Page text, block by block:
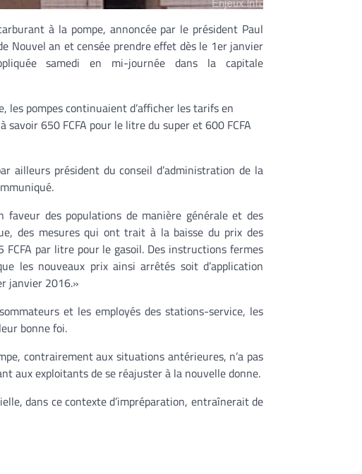
à la pompe, annoncée par le président Paul
Nouvel an et censée prendre effet dès le 1er janvier
samedi en mi-journée dans la capitale
les pompes continuaient d’afficher les tarifs en
650 FCFA pour le litre du super et 600 FCFA
ailleurs président du conseil d’administration de la
faveur des populations de manière générale et des
des mesures qui ont trait à la baisse du prix des
par litre pour le gasoil. Des instructions fermes
les nouveaux prix ainsi arrêtés soit d’application
janvier 2016.»
et les employés des stations-service, les
bonne foi.
contrairement aux situations antérieures, n’a pas
aux exploitants de se réajuster à la nouvelle donne.
dans ce contexte d’impréparation, entraînerait de